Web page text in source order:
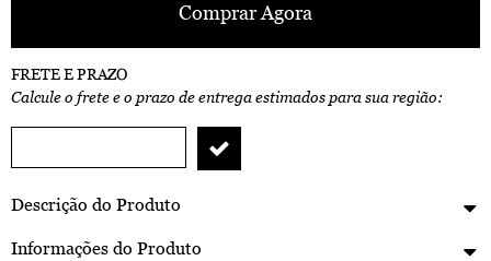
Comprar Agora
FRETE E PRAZO
Calcule o frete e o prazo de entrega estimados para sua região:
Descrição do Produto
Informações do Produto